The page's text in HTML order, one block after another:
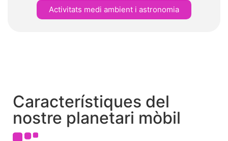
Activitats medi ambient i astronomia
Característiques del
nostre planetari mòbil